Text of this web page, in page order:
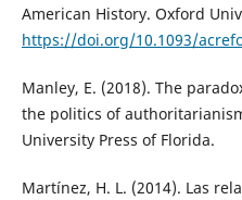
American History. Oxford
https://doi.org/10.1093/
Manley, E. (2018). The
the politics of
University Press of Florida.
Martínez, H. L. (2014). Las